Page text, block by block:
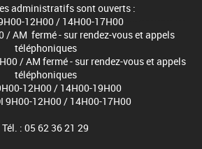
administratifs sont ouverts :
12H00 / 14H00-17H00
/ AM fermé - sur rendez-vous et appels
téléphoniques
/ AM fermé - sur rendez-vous et appels
téléphoniques
12H00 / 14H00-19H00
9H00-12H00 / 14H00-17H00
Tél. : 05 62 36 21 29